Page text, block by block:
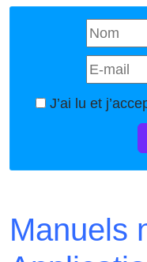
J’ai lu et
Manuels